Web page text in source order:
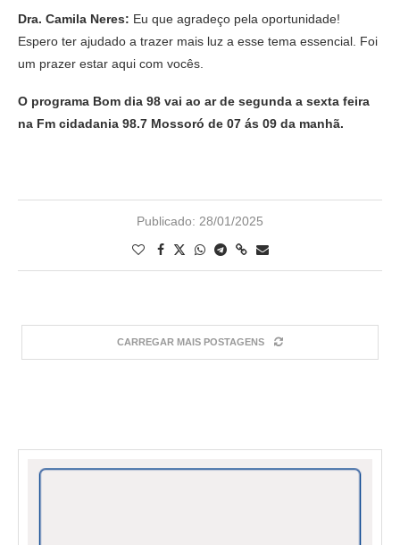
Dra. Camila Neres: Eu que agradeço pela oportunidade!
Espero ter ajudado a trazer mais luz a esse tema essencial. Foi
um prazer estar aqui com vocês.
O programa Bom dia 98 vai ao ar de segunda a sexta feira
na Fm cidadania 98.7 Mossoró de 07 ás 09 da manhã.
Publicado: 28/01/2025
CARREGAR MAIS POSTAGENS